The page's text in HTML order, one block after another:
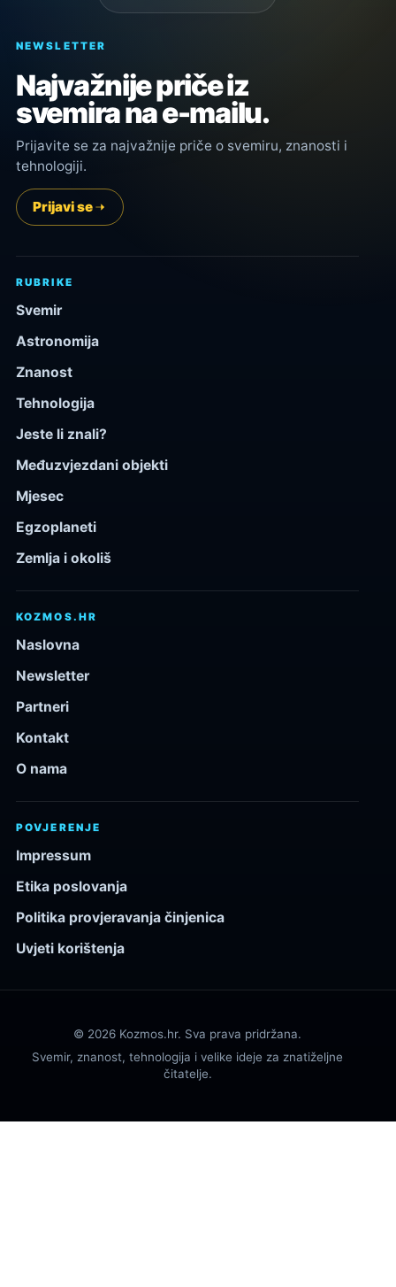
NEWSLETTER
Najvažnije priče iz
svemira na e-mailu.
Prijavite se za najvažnije priče o svemiru, znanosti i
tehnologiji.
Prijavi se
RUBRIKE
Svemir
Astronomija
Znanost
Tehnologija
Jeste li znali?
Međuzvjezdani objekti
Mjesec
Egzoplaneti
Zemlja i okoliš
KOZMOS.HR
Naslovna
Newsletter
Partneri
Kontakt
O nama
POVJERENJE
Impressum
Etika poslovanja
Politika provjeravanja činjenica
Uvjeti korištenja
© 2026 Kozmos.hr. Sva prava pridržana.
Svemir, znanost, tehnologija i velike ideje za znatiželjne
čitatelje.